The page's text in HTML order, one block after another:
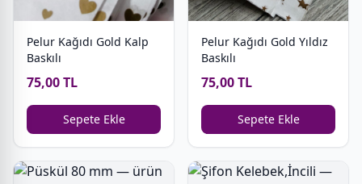
Pelur Kağıdı Gold Kalp
Baskılı
75,00 TL
Sepete Ekle
Pelur Kağıdı Gold Yıldız
Baskılı
75,00 TL
Sepete Ekle